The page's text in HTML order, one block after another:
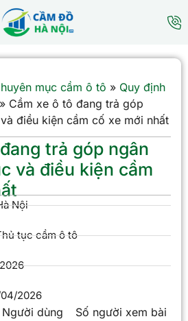
mục cầm ô tô » Quy định
» Cầm xe ô tô đang trả góp
điều kiện cầm cố xe mới nhất
trả góp ngân
và điều kiện cầm
Nội
tục cầm ô tô
04/2026
dùng
Số người xem bài